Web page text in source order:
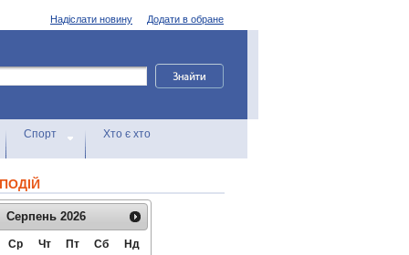
Додати в обране
Надіслати новину
Спорт Хто є хто
Серпень 2026
Ср Чт Пт Сб
Нд